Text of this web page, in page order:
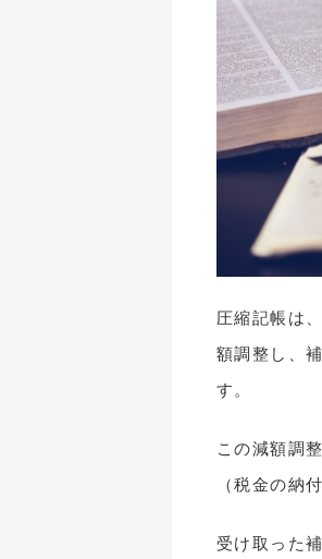
圧縮記帳は
額調整し、
す。
この減額調
（税金の納
受け取った